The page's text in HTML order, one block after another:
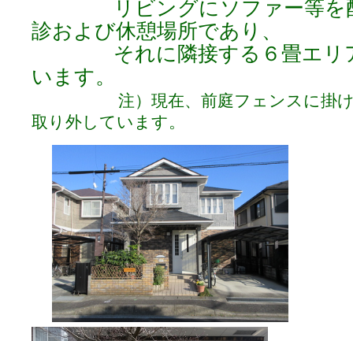
リビングにソファー等を配
診および休憩場所であり、
それに隣接する６畳エリア
います。
注）現在、前庭フェンスに掛け
取り外しています。